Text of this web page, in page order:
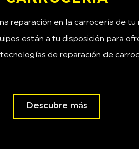
reparación en la carrocería de tu
están a tu disposición para
de reparación de
Descubre más